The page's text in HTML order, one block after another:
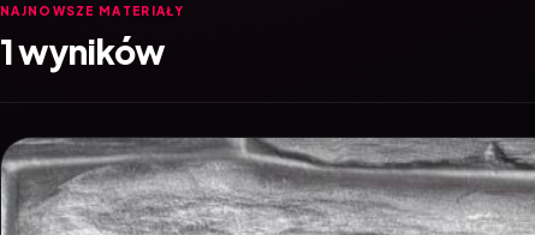
NAJNOWSZE MATERIAŁY
1 wyników